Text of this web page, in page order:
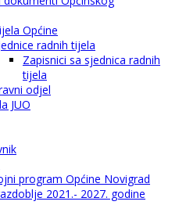
Općine
radnih tijela
Zapisnici sa sjednica radnih
tijela
odjel
JUO
program Općine Novigrad
2021.- 2027. godine